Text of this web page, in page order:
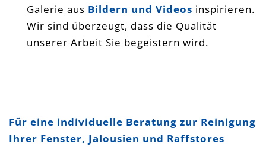
Galerie aus Bildern und Videos inspirieren.
Wir sind überzeugt, dass die Qualität
unserer Arbeit Sie begeistern wird.
Darmstadt
Für eine individuelle Beratung zur Reinigung
Ihrer Fenster, Jalousien und Raffstores